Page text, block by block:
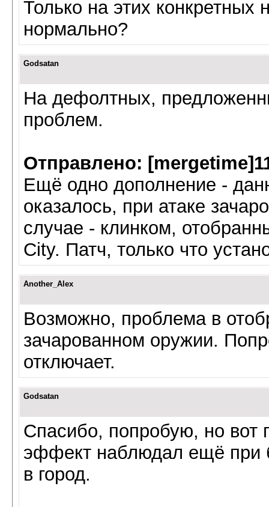
Только на этих конкретных
нормально?
Godsatan
На дефолтных,
проблем.
Отправлено:
Ещё одно дополнение -
оказалось, при атаке
случае - клинком,
City. Патч, только что
Another_Alex
Возможно, проблема в
зачарованном оружии.
отключает.
Godsatan
Спасибо, попробую, но вот
эффект наблюдал ещё при
в город.